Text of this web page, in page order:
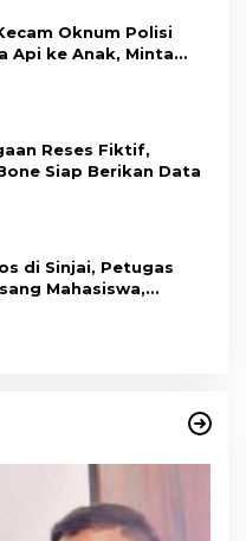
Oknum Polisi
Api ke Anak, Minta
Tegas
Reses Fiktif,
Siap Berikan Data
di Sinjai, Petugas
Mahasiswa,